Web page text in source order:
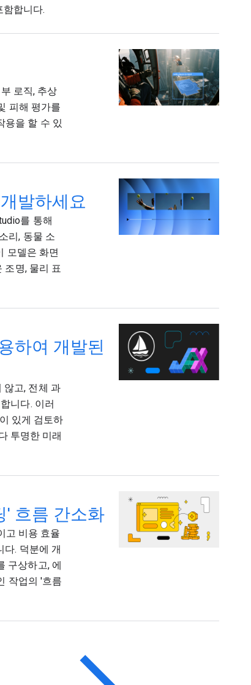
합니다.
로직, 추상
피해 평가를
용을 할 수 있
발하세요
를 통해
리, 동물 소
모델은 화면
조명, 물리 표
하여 개발된
않고, 전체 과
니다. 이러
있게 검토하
투명한 미래
' 흐름 간소화
고 비용 효율
다. 덕분에 개
구상하고, 에
작업의 '흐름